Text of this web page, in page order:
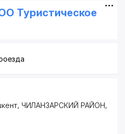
Туристическое
, ЧИЛАНЗАРСКИЙ РАЙОН,